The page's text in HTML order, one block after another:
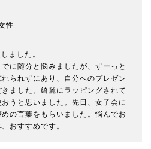
性
ました。
に随分と悩みましたが、ずーっと
られずにあり、自分へのプレゼン
ました。綺麗にラッピングされて
うと思いました。先日、女子会に
の言葉をもらいました。悩んでお
おすすめです。